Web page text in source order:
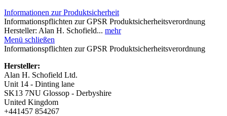
Informationen zur Produktsicherheit
Informationspflichten zur GPSR Produktsicherheitsverordnung
Hersteller: Alan H. Schofield... mehr
Menü schließen
Informationspflichten zur GPSR Produktsicherheitsverordnung
Hersteller:
Alan H. Schofield Ltd.
Unit 14 - Dinting lane
SK13 7NU Glossop - Derbyshire
United Kingdom
+441457 854267